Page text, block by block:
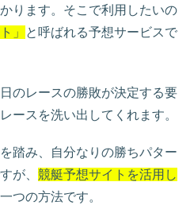
ります。そこで利用したいの
」
と呼ばれる予想サービスで
のレースの勝敗が決定する要
ースを洗い出してくれます。
踏み、自分なりの勝ちパター
が、 競艇予想サイトを活用し
つの方法です。